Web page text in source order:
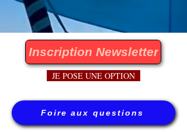
Inscription Newsletter
JE POSE UNE OPTION
Foire aux questions